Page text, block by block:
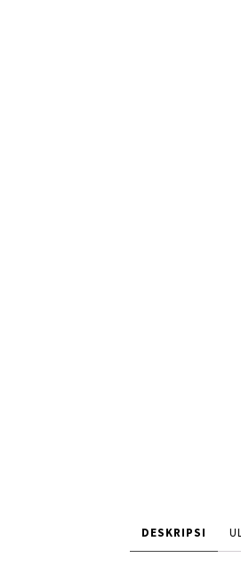
DESKRIPSI